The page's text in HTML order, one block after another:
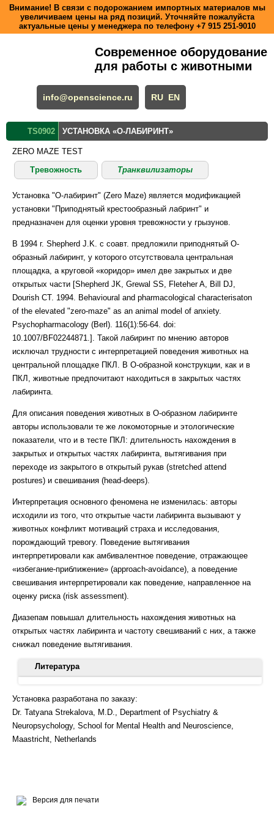
Внимание! В связи с подорожанием импортных материалов мы
увеличиваем цены на ряд позиций. Уточняйте пожалуйста
актуальные цены у менеджера по телефону +7 915 251-9010
Современное оборудование
для работы с животными
info@openscience.ru RU EN
TS0902 УСТАНОВКА «О-ЛАБИРИНТ»
ZERO MAZE TEST
Тревожность
Транквилизаторы
Установка "О-лабиринт" (Zero Maze) является модификацией
установки "Приподнятый крестообразный лабринт" и
предназначен для оценки уровня тревожности у грызунов.
В 1994 г. Shepherd J.K. с соавт. предложили приподнятый О-
образный лабиринт, у которого отсутствовала центральная
площадка, а круговой «коридор» имел две закрытых и две
открытых части [Shepherd JK, Grewal SS, Fleteher A, Bill DJ,
Dourish CT. 1994. Behavioural and pharmacological characterisaton
of the elevated "zero-maze" as an animal model of anxiety.
Psychopharmacology (Berl). 116(1):56-64. doi:
10.1007/BF02244871.]. Такой лабиринт по мнению авторов
исключал трудности с интерпретацией поведения животных на
центральной площадке ПКЛ. В О-образной конструкции, как и в
ПКЛ, животные предпочитают находиться в закрытых частях
лабиринта.
Для описания поведения животных в О-образном лабиринте
авторы использовали те же локомоторные и этологические
показатели, что и в тесте ПКЛ: длительность нахождения в
закрытых и открытых частях лабиринта, вытягивания при
переходе из закрытого в открытый рукав (stretched attend
postures) и свешивания (head-deeps).
Интерпретация основного феномена не изменилась: авторы
исходили из того, что открытые части лабиринта вызывают у
животных конфликт мотиваций страха и исследования,
порождающий тревогу. Поведение вытягивания
интерпретировали как амбивалентное поведение, отражающее
«избегание-приближение» (approach-avoidance), а поведение
свешивания интерпретировали как поведение, направленное на
оценку риска (risk assessment).
Диазепам повышал длительность нахождения животных на
открытых частях лабиринта и частоту свешиваний с них, а также
снижал поведение вытягивания.
Литература
Shi HJ, Wu DL, Chen R, Li N, Zhu LJ. 2022. Requirement of
hippocampal DG nNOS-CAPON dissociation for the anxiolytic
and antidepressant effects of fluoxetine. Theranostics.
12(8):3656-3675. doi: 10.7150/thno.70370.
doi: 10.1038/s41598-025-05001-4.
Установка разработана по заказу:
Dr. Tatyana Strekalova, M.D., Department of Psychiatry &
Neuropsychology, School for Mental Health and Neuroscience,
Maastricht, Netherlands
Версия для печати